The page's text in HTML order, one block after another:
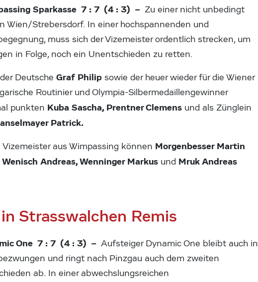
Sparkasse 7 : 7 (4 : 3) – Zu einer nicht unbedingt
Strebersdorf. In einer hochspannenden und
muss sich der Vizemeister ordentlich strecken, um
in Folge, noch ein Unentschieden zu retten.
DeutscheGraf Philipsowie der heuer wieder für die Wiener
Routinier und Olympia-Silbermedaillengewinner
punkten Kuba Sascha, Prentner Clemens und als Zünglein
Patrick.
aus Wimpassing können Morgenbesser Martin
Wenisch Andreas, Wenninger Markus und Mruk Andreas
Strasswalchen Remis
One 7 : 7 (4 : 3) –Aufsteiger Dynamic One bleibt auch in
und ringt nach Pinzgau auch dem zweiten
ab. In einer abwechslungsreichen